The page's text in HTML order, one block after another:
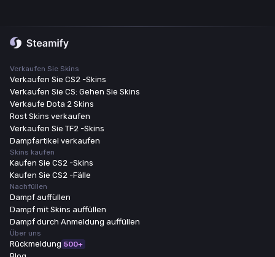
Verkaufen Sie Skins
Verkaufen Sie CS2 -Skins
Verkaufen Sie CS: Gehen Sie Skins
Verkaufe Dota 2 Skins
Rost Skins verkaufen
Verkaufen Sie TF2 -Skins
Dampfartikel verkaufen
Skins kaufen
Kaufen Sie CS2 -Skins
Kaufen Sie CS2 -Fälle
Nachfüllen
Dampf auffüllen
Dampf mit Skins auffüllen
Dampf durch Anmeldung auffüllen
Über uns
Rückmeldung 500+